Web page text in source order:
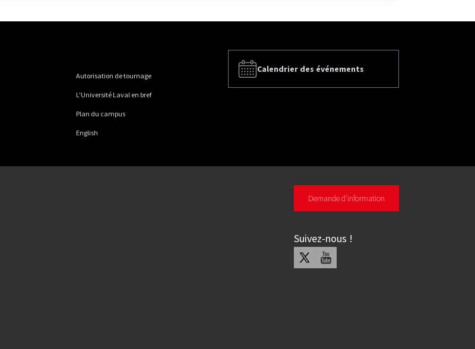
Calendrier des événements
Autorisation de tournage
L'Université Laval en bref
Plan du campus
English
Demande d'information
Suivez-nous !
Youtube